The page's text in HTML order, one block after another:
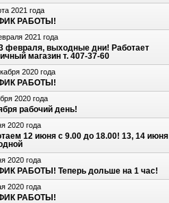
2021 года
РАБОТЫ!
2021 года
февраля, выходные дни! Работает
магазин т. 407-37-60
2020 года
РАБОТЫ!
2020 года
рабочий день!
2020 года
12 июня с 9.00 до 18.00! 13, 14 июня
2020 года
РАБОТЫ! Теперь дольше на 1 час!
2020 года
РАБОТЫ!